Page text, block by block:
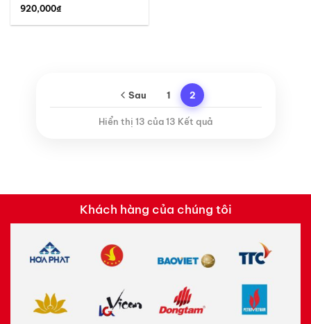
920,000₫
Sau 1 2
Hiển thị 13 của 13 Kết quả
Khách hàng của chúng tôi